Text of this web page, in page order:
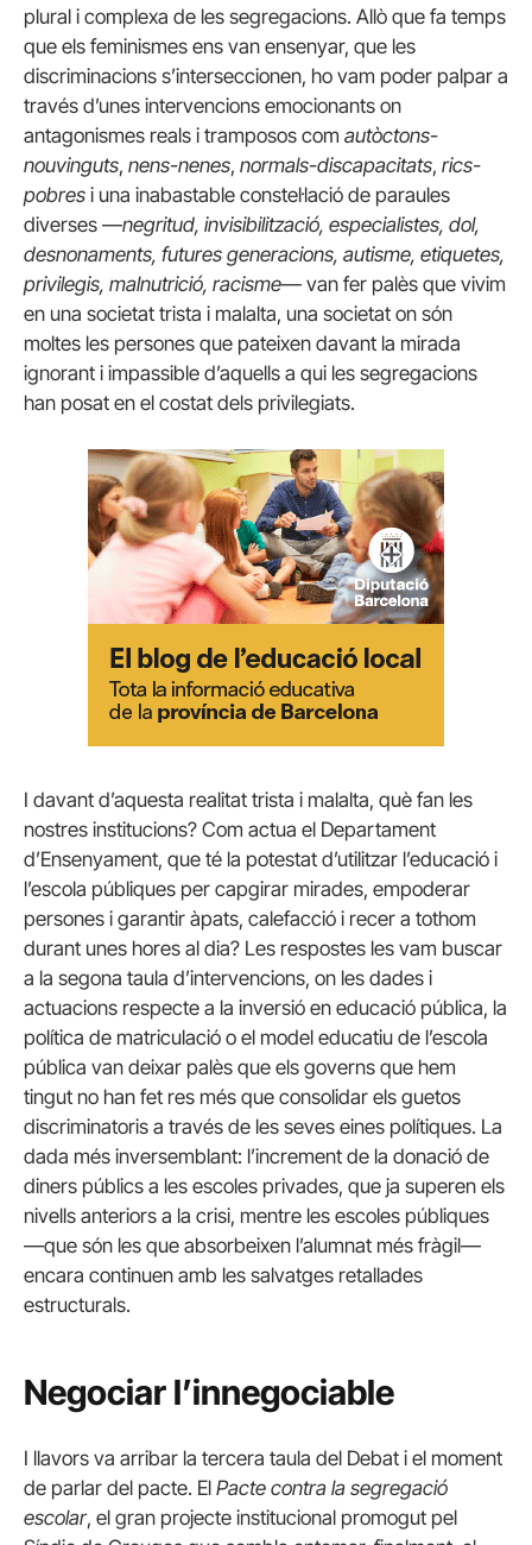
plural i complexa de les segregacions. Allò que fa temps
que els feminismes ens van ensenyar, que les
discriminacions s’interseccionen, ho vam poder palpar a
través d’unes intervencions emocionants on
antagonismes reals i tramposos com autòctons-
nouvinguts, nens-nenes, normals-discapacitats, rics-
pobres i una inabastable constel·lació de paraules
diverses —negritud, invisibilització, especialistes, dol,
desnonaments, futures generacions, autisme, etiquetes,
privilegis, malnutrició, racisme— van fer palès que vivim
en una societat trista i malalta, una societat on són
moltes les persones que pateixen davant la mirada
ignorant i impassible d’aquells a qui les segregacions
han posat en el costat dels privilegiats.
I davant d’aquesta realitat trista i malalta, què fan les
nostres institucions? Com actua el Departament
d’Ensenyament, que té la potestat d’utilitzar l’educació i
l’escola públiques per capgirar mirades, empoderar
persones i garantir àpats, calefacció i recer a tothom
durant unes hores al dia? Les respostes les vam buscar
a la segona taula d’intervencions, on les dades i
actuacions respecte a la inversió en educació pública, la
política de matriculació o el model educatiu de l’escola
pública van deixar palès que els governs que hem
tingut no han fet res més que consolidar els guetos
discriminatoris a través de les seves eines polítiques. La
dada més inversemblant: l’increment de la donació de
diners públics a les escoles privades, que ja superen els
nivells anteriors a la crisi, mentre les escoles públiques
—que són les que absorbeixen l’alumnat més fràgil—
encara continuen amb les salvatges retallades
estructurals.
Negociar l’innegociable
I llavors va arribar la tercera taula del Debat i el moment
de parlar del pacte. El Pacte contra la segregació
escolar, el gran projecte institucional promogut pel